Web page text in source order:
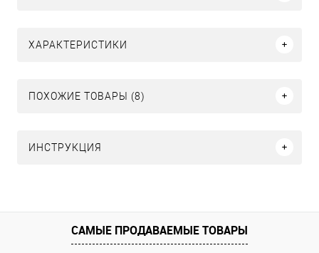
ХАРАКТЕРИСТИКИ
ПОХОЖИЕ ТОВАРЫ (8)
ИНСТРУКЦИЯ
САМЫЕ ПРОДАВАЕМЫЕ ТОВАРЫ